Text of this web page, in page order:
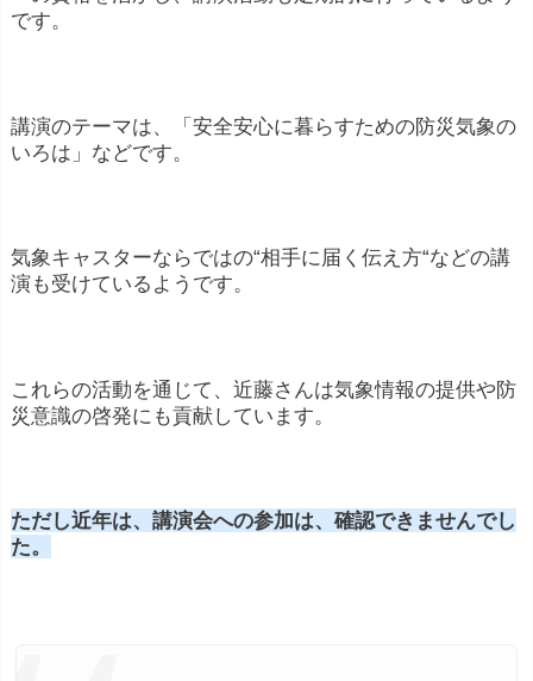
です。
講演のテーマは、「安全安心に暮らすための防災気象の
いろは」などです。
気象キャスターならではの“相手に届く伝え方“などの講
演も受けているようです。
これらの活動を通じて、近藤さんは気象情報の提供や防
災意識の啓発にも貢献しています。
ただし近年は、講演会への参加は、確認できませんでし
た。